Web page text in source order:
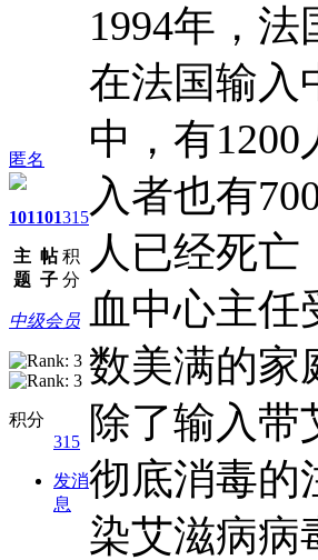
匿名
101
主
题
101
帖
子
315
积
分
中级会员
积分
315
发消
息
1994年，
在法国输入
中，有
入者也有
人已经死
血中心主
数美满的家
除了输入带
彻底消毒的
染艾滋病病